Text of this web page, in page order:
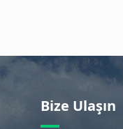
Bize Ulaşın